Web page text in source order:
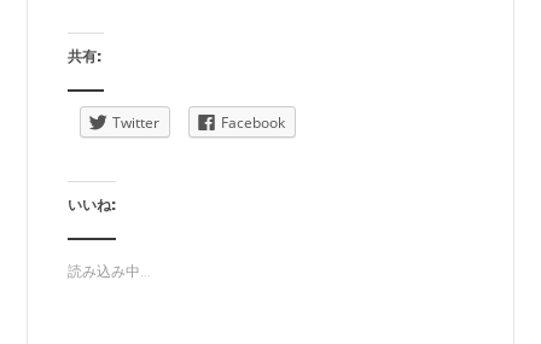
共有:
Twitter Facebook
いいね:
読み込み中...